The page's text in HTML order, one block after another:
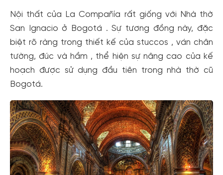
Nội thất của La Compañía rất giống với Nhà thờ
San Ignacio ở Bogotá . Sự tương đồng này, đặc
biệt rõ ràng trong thiết kế của stuccos , ván chân
tường, đúc và hầm , thể hiện sự nâng cao của kế
hoạch được sử dụng đầu tiên trong nhà thờ cũ
Bogotá.